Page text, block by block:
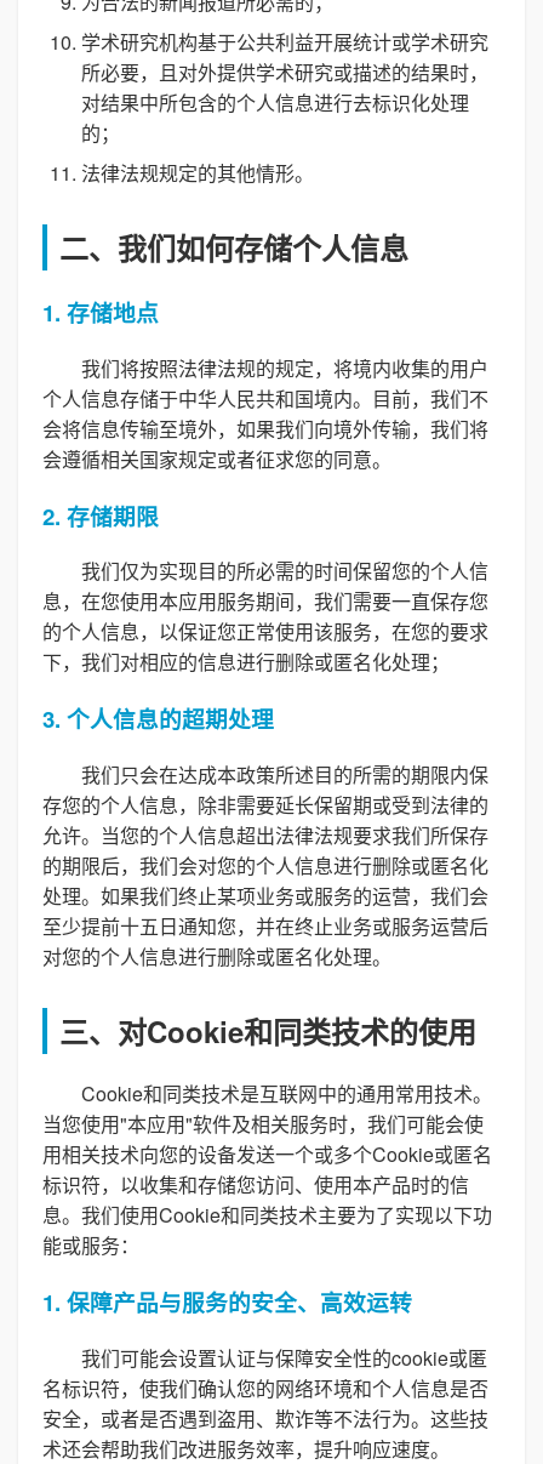
学术研究机构基于公共利益开展统计或学术研究
所必要，且对外提供学术研究或描述的结果时，
对结果中所包含的个人信息进行去标识化处理
的；
法律法规规定的其他情形。
二、我们如何存储个人信息
1. 存储地点
我们将按照法律法规的规定，将境内收集的用户
个人信息存储于中华人民共和国境内。目前，我们不
会将信息传输至境外，如果我们向境外传输，我们将
会遵循相关国家规定或者征求您的同意。
2. 存储期限
我们仅为实现目的所必需的时间保留您的个人信
息，在您使用本应用服务期间，我们需要一直保存您
的个人信息，以保证您正常使用该服务，在您的要求
下，我们对相应的信息进行删除或匿名化处理；
3. 个人信息的超期处理
我们只会在达成本政策所述目的所需的期限内保
存您的个人信息，除非需要延长保留期或受到法律的
允许。当您的个人信息超出法律法规要求我们所保存
的期限后，我们会对您的个人信息进行删除或匿名化
处理。如果我们终止某项业务或服务的运营，我们会
至少提前十五日通知您，并在终止业务或服务运营后
对您的个人信息进行删除或匿名化处理。
三、对Cookie和同类技术的使用
Cookie和同类技术是互联网中的通用常用技术。
当您使用"本应用"软件及相关服务时，我们可能会使
用相关技术向您的设备发送一个或多个Cookie或匿名
标识符，以收集和存储您访问、使用本产品时的信
息。我们使用Cookie和同类技术主要为了实现以下功
能或服务：
1. 保障产品与服务的安全、高效运转
我们可能会设置认证与保障安全性的cookie或匿
名标识符，使我们确认您的网络环境和个人信息是否
安全，或者是否遇到盗用、欺诈等不法行为。这些技
术还会帮助我们改进服务效率，提升响应速度。